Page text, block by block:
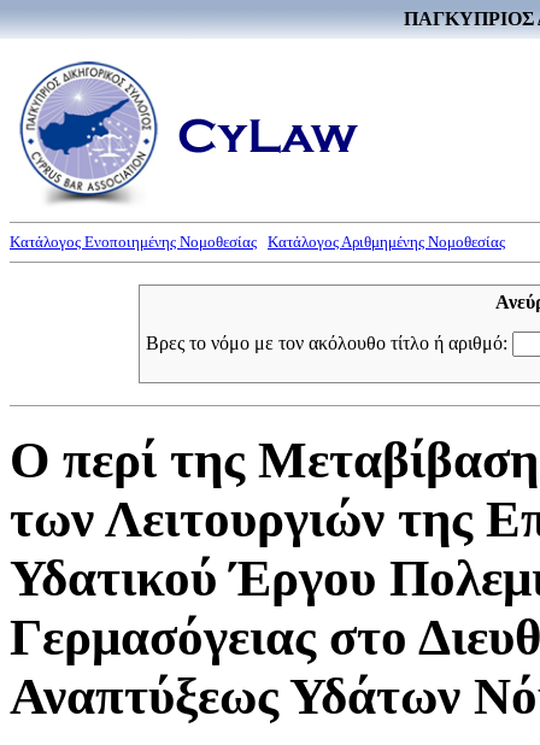
ΠΑΓΚΥΠΡΙΟΣ
Κατάλογος Ενοποιημένης Νομοθεσίας Κατάλογος Αριθμημένης Νομοθεσίας
Βρες το νόμο με τον ακόλουθο τίτλο ή αριθμό:
Ο περί της
των Λειτουργιών της
Υδατικού Έργου
Γερμασόγειας στο
Αναπτύξεως Υδάτων